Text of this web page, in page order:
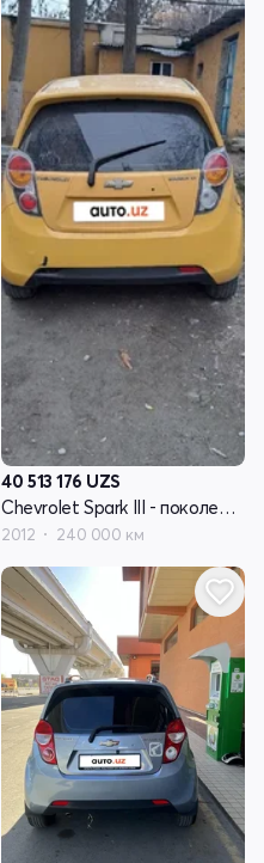
40 513 176 UZS
Chevrolet Spark III - поколение
2012 240 000 км